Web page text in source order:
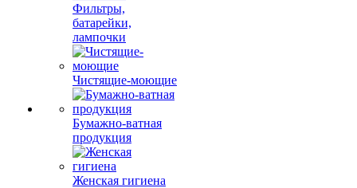
Фильтры,
батарейки,
лампочки
Чистящие-моющие
Бумажно-ватная
продукция
Женская гигиена